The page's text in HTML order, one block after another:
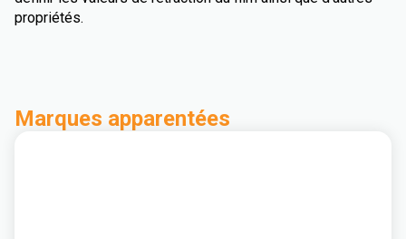
propriétés.
Marques apparentées